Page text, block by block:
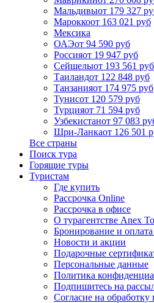
Мальдивыот 179 327
Мароккоот 163 021 руб
Мексика
ОАЭот 94 590 руб
Россияот 19 947 руб
Сейшелыот 193 561 руб
Таиландот 122 848 руб
Танзанияот 174 975 руб
Тунисот 120 579 руб
Турцияот 71 594 руб
Узбекистанот 97 083
Шри-Ланкаот 126 501
Все страны
Поиск тура
Горящие туры
Туристам
Где купить
Рассрочка Online
Рассрочка в офисе
О турагентстве Anex
Бронирование и
Новости и акции
Подарочные
Персональные данные
Политика
Подпишитесь на
Согласие на